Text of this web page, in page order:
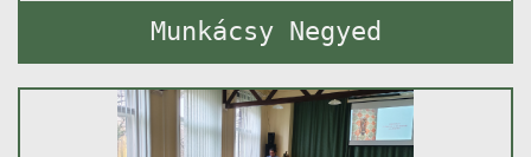
Munkácsy Negyed